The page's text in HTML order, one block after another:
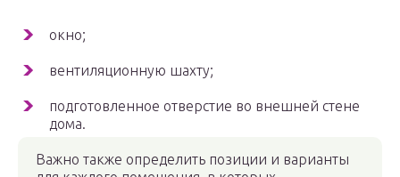
окно;
вентиляционную шахту;
подготовленное отверстие во внешней стене
дома.
Важно также определить позиции и варианты